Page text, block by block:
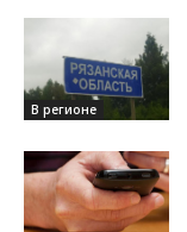
В регионе